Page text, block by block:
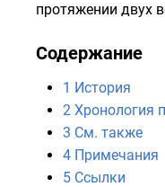
протяжении двух
Содержание
1 История
2 Хронология
3 См. также
4 Примечания
5 Ссылки